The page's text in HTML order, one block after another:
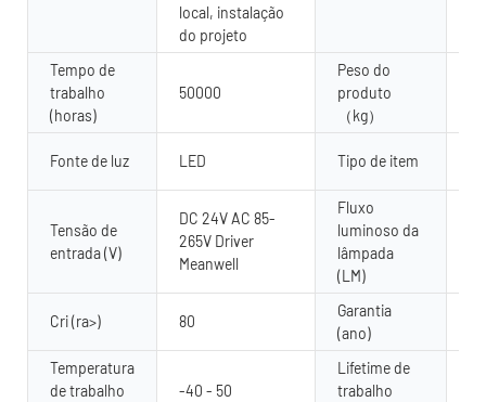
local, instalação
do projeto
Tempo de
trabalho
(horas)
50000
Peso do
produto
（kg）
Fonte de luz LED Tipo de item
Tensão de
entrada (V)
DC 24V AC 85-
265V Driver
Meanwell
Fluxo
luminoso da
lâmpada
(LM)
Cri (ra>) 80
Garantia
(ano)
Temperatura
de trabalho
-40 - 50
Lifetime de
trabalho